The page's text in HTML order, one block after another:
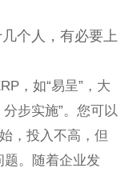
个人，有必要上
，如“易呈”，大
步实施”。您可以
，投入不高，但
题。随着企业发